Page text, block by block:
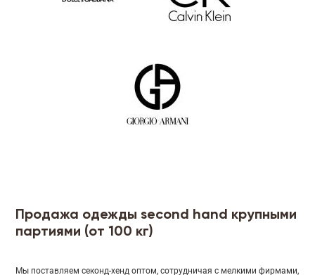
Продажа одежды second hand крупными
партиями (от 100 кг)
Мы поставляем секонд-хенд оптом, сотрудничая с мелкими фирмами,